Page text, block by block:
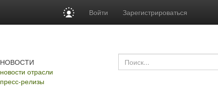
Войти Зарегистрироваться
НОВОСТИ
новости отрасли
пресс-релизы